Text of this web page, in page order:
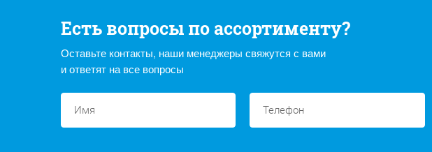
Есть вопросы по ассортименту?
Оставьте контакты, наши менеджеры свяжутся с вами
и ответят на все вопросы